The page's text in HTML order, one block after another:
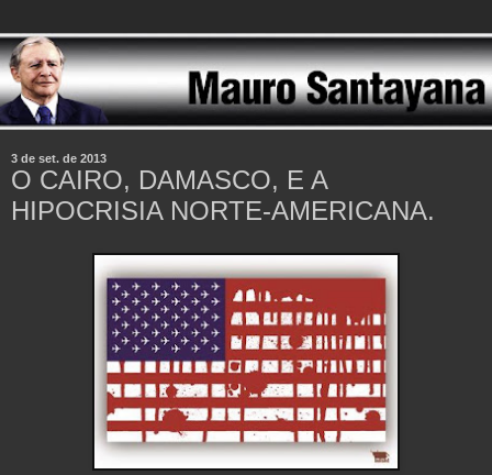
3 de set. de 2013
O CAIRO, DAMASCO, E A
HIPOCRISIA NORTE-AMERICANA.